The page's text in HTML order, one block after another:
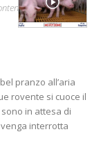
sponsorizzato
pranzo all’aria
rovente si cuoce il
in attesa di
interrotta